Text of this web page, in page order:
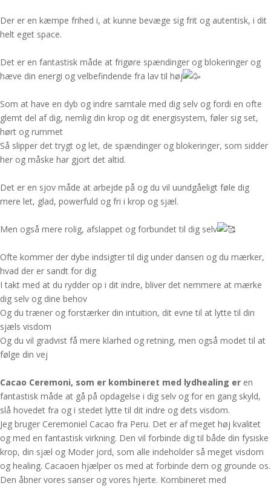
Der er en kæmpe frihed i, at kunne bevæge sig frit og autentisk, i dit
helt eget space.
Det er en fantastisk måde at frigøre spændinger og blokeringer og
hæve din energi og velbefindende fra lav til høj
Som at have en dyb og indre samtale med dig selv og fordi en ofte
glemt del af dig, nemlig din krop og dit energisystem, føler sig set,
hørt og rummet
Så slipper det trygt og let, de spændinger og blokeringer, som sidder
her og måske har gjort det altid.
Det er en sjov måde at arbejde på og du vil uundgåeligt føle dig
mere let, glad, powerfuld og fri i krop og sjæl.
Men også mere rolig, afslappet og forbundet til dig selv
Ofte kommer der dybe indsigter til dig under dansen og du mærker,
hvad der er sandt for dig
I takt med at du rydder op i dit indre, bliver det nemmere at mærke
dig selv og dine behov
Og du træner og forstærker din intuition, dit evne til at lytte til din
sjæls visdom
Og du vil gradvist få mere klarhed og retning, men også modet til at
følge din vej
Cacao Ceremoni, som er kombineret med lydhealing er en
fantastisk måde at gå på opdagelse i dig selv og for en gang skyld,
slå hovedet fra og i stedet lytte til dit indre og dets visdom.
Jeg bruger Ceremoniel Cacao fra Peru. Det er af meget høj kvalitet
og med en fantastisk virkning. Den vil forbinde dig til både din fysiske
krop, din sjæl og Moder jord, som alle indeholder så meget visdom
og healing. Cacaoen hjælper os med at forbinde dem og grounde os.
Den åbner vores sanser og vores hjerte. Kombineret med